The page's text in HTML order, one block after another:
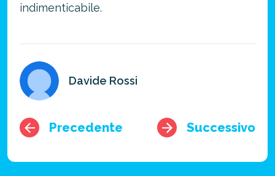
indimenticabile.
Davide Rossi
Precedente Successivo